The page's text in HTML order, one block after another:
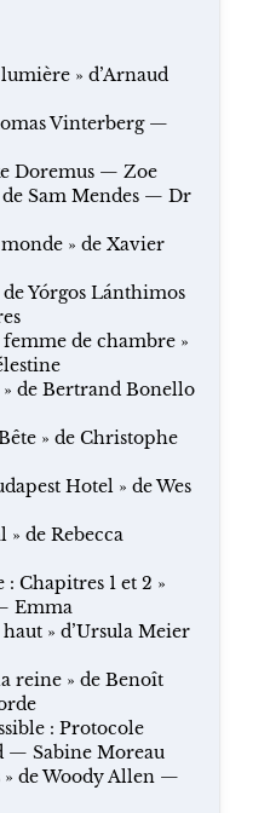
» d’Arnaud
Vinterberg —
Doremus — Zoe
Sam Mendes — Dr
» de Xavier
Yórgos Lánthimos
de chambre »
de Bertrand Bonello
» de Christophe
Hotel » de Wes
de Rebecca
: Chapitres 1 et 2 »
Emma
» d’Ursula Meier
reine » de Benoît
: Protocole
— Sabine Moreau
de Woody Allen —